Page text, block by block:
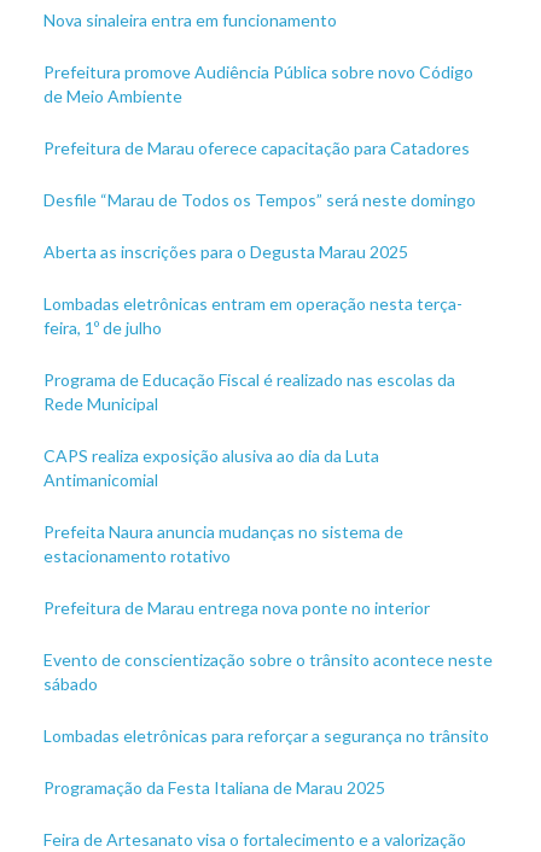
Nova sinaleira entra em funcionamento
Prefeitura promove Audiência Pública sobre novo Código
de Meio Ambiente
Prefeitura de Marau oferece capacitação para Catadores
Desfile “Marau de Todos os Tempos” será neste domingo
Aberta as inscrições para o Degusta Marau 2025
Lombadas eletrônicas entram em operação nesta terça-
feira, 1º de julho
Programa de Educação Fiscal é realizado nas escolas da
Rede Municipal
CAPS realiza exposição alusiva ao dia da Luta
Antimanicomial
Prefeita Naura anuncia mudanças no sistema de
estacionamento rotativo
Prefeitura de Marau entrega nova ponte no interior
Evento de conscientização sobre o trânsito acontece neste
sábado
Lombadas eletrônicas para reforçar a segurança no trânsito
Programação da Festa Italiana de Marau 2025
Feira de Artesanato visa o fortalecimento e a valorização